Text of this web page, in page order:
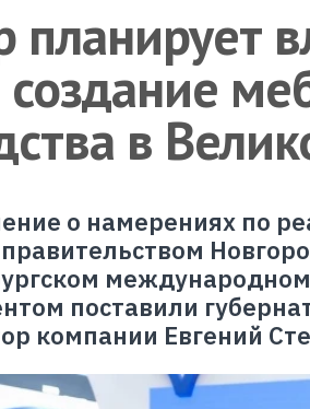
планирует
в
о намерениях по
поставили
компании Евгений